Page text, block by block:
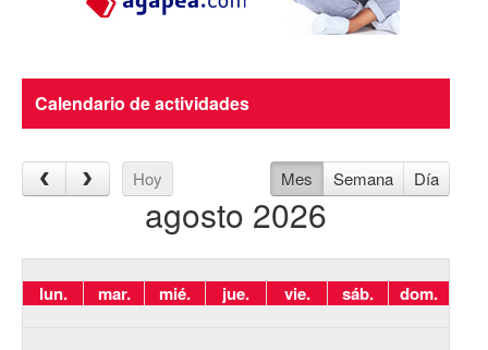
Calendario de actividades
Hoy Mes Semana Día
agosto 2026
lun. mar. mié. jue. vie. sáb. dom.